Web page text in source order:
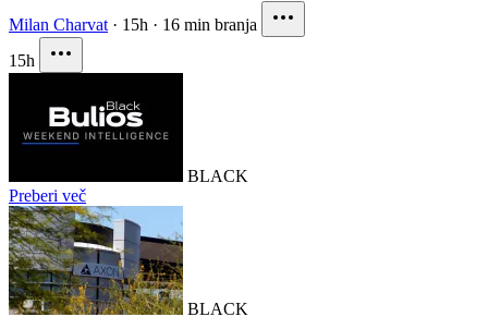
Milan Charvat · 15h · 16 min branja
15h
BLACK
Preberi več
BLACK